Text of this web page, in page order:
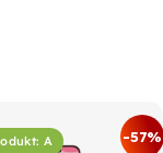
A -57%